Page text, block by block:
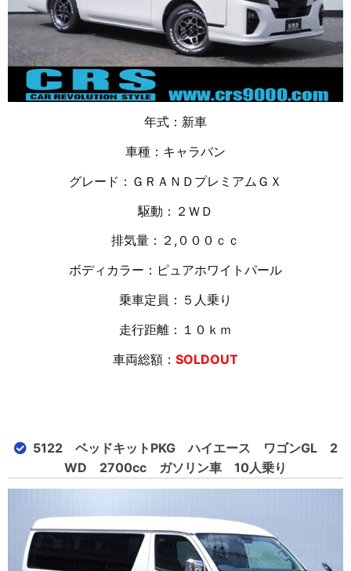
年式：新車
車種：キャラバン
グレード：ＧＲＡＮＤプレミアムＧＸ
駆動：２ＷＤ
排気量：２,０００ｃｃ
ボディカラー：ピュアホワイトパール
乗車定員：５人乗り
走行距離：１０ ｋｍ
車両総額： SOLDOUT
5122 ベッドキットPKG ハイエース ワゴンGL 2
WD 2700cc ガソリン車 10人乗り